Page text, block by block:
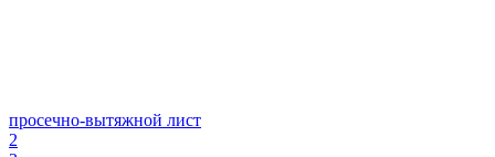
просечно-вытяжной лист
2